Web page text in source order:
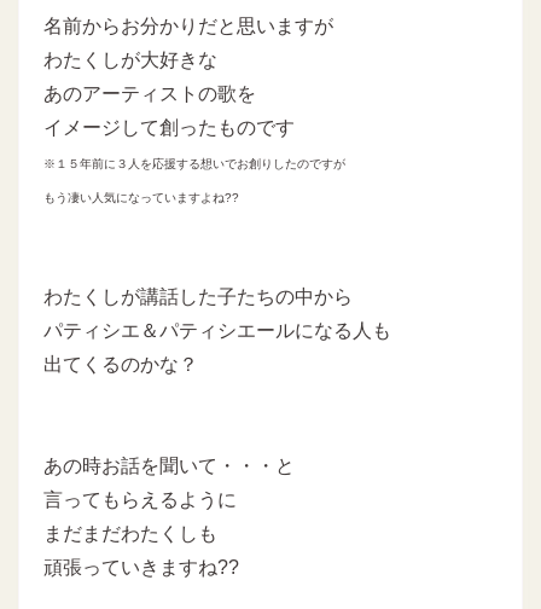
名前からお分かりだと思いますが
わたくしが大好きな
あのアーティストの歌を
イメージして創ったものです
※１５年前に３人を応援する想いでお創りしたのですが
もう凄い人気になっていますよね??
わたくしが講話した子たちの中から
パティシエ＆パティシエールになる人も
出てくるのかな？
あの時お話を聞いて・・・と
言ってもらえるように
まだまだわたくしも
頑張っていきますね??